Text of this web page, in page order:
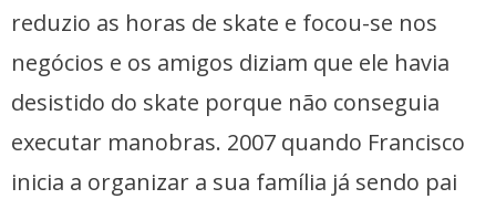
reduzio as horas de skate e focou-se nos
negócios e os amigos diziam que ele havia
desistido do skate porque não conseguia
executar manobras. 2007 quando Francisco
inicia a organizar a sua família já sendo pai